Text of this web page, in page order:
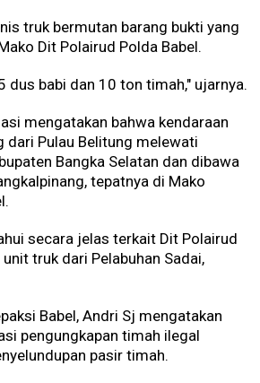
truk bermutan barang bukti yang
Dit Polairud Polda Babel.
dus babi dan 10 ton timah," ujarnya.
mengatakan bahwa kendaraan
dari Pulau Belitung melewati
Bangka Selatan dan dibawa
tepatnya di Mako
secara jelas terkait Dit Polairud
truk dari Pelabuhan Sadai,
Babel, Andri Sj mengatakan
pengungkapan timah ilegal
pasir timah.